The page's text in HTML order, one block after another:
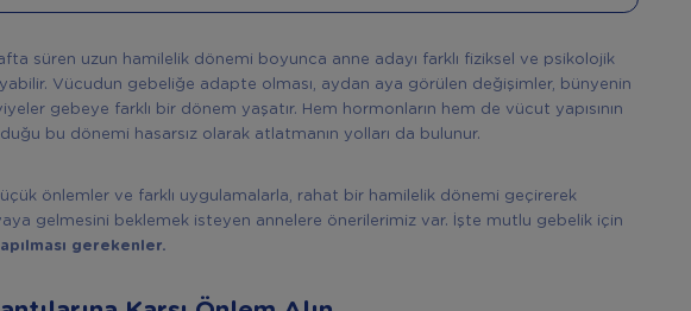
süren uzun hamilelik dönemi boyunca anne adayı farklı fiziksel ve psikolojik
Vücudun gebeliğe adapte olması, aydan aya görülen değişimler, bünyenin
gebeye farklı bir dönem yaşatır. Hem hormonların hem de vücut yapısının
bu dönemi hasarsız olarak atlatmanın yolları da bulunur.
önlemler ve farklı uygulamalarla, rahat bir hamilelik dönemi geçirerek
gelmesini beklemek isteyen annelere önerilerimiz var. İşte mutlu gebelik için
gerekenler.